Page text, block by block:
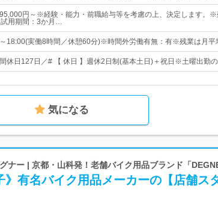
円～※経験・能力・前職給与等を考慮の上、決定します。※
用期間：3か月…
18:00(実働8時間／休憩60分)※時間外労働有無：有※残業は月
休日127日／# 【 休日 】週休2日制(基本土日)＋祝日※土曜出勤
気になる
ナー | 京都・山科発！老舗バイク用品ブランド「
》有名バイク用品メーカーの【店舗ス